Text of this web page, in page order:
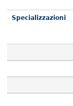
Specializzazioni